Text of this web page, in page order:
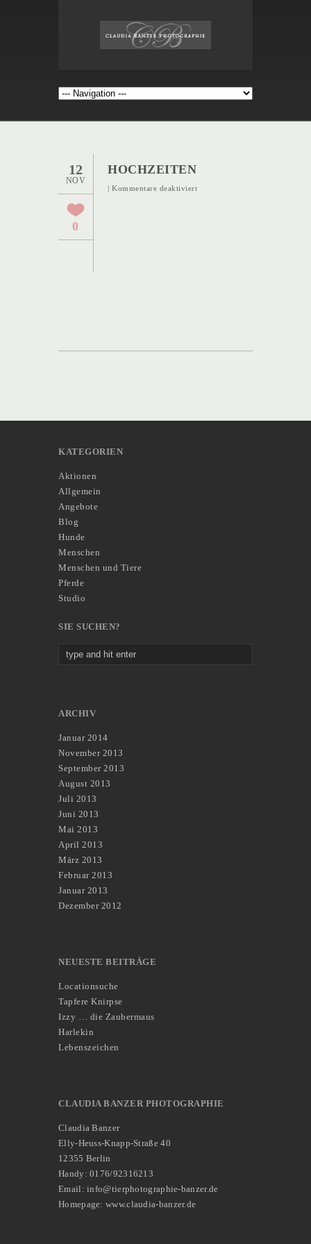
12
NOV
0
HOCHZEITEN
| Kommentare deaktiviertfür
KATEGORIEN
Aktionen
Allgemein
Angebote
Blog
Hunde
Menschen
Menschen und Tiere
Pferde
Studio
SIE SUCHEN?
ARCHIV
Januar 2014
November 2013
September 2013
August 2013
Juli 2013
Juni 2013
Mai 2013
April 2013
März 2013
Februar 2013
Januar 2013
Dezember 2012
NEUESTE BEITRÄGE
Locationsuche
Tapfere Knirpse
Izzy … die Zaubermaus
Harlekin
Lebenszeichen
CLAUDIA BANZER PHOTOGRAPHIE
Claudia Banzer
Elly-Heuss-Knapp-Straße 40
12355 Berlin
Handy: 0176/92316213
Email: info@tierphotographie-banzer.de
Homepage: www.claudia-banzer.de